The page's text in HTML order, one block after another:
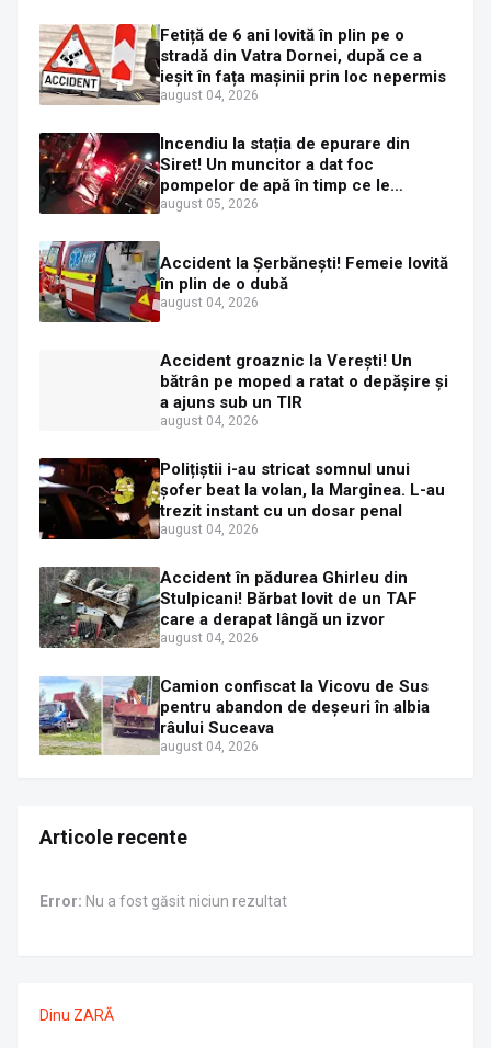
Fetiță de 6 ani lovită în plin pe o
stradă din Vatra Dornei, după ce a
ieșit în fața mașinii prin loc nepermis
august 04, 2026
Incendiu la stația de epurare din
Siret! Un muncitor a dat foc
pompelor de apă în timp ce le
alimenta cu combustibil
august 05, 2026
Accident la Șerbănești! Femeie lovită
în plin de o dubă
august 04, 2026
Accident groaznic la Verești! Un
bătrân pe moped a ratat o depășire și
a ajuns sub un TIR
august 04, 2026
Polițiștii i-au stricat somnul unui
șofer beat la volan, la Marginea. L-au
trezit instant cu un dosar penal
august 04, 2026
Accident în pădurea Ghirleu din
Stulpicani! Bărbat lovit de un TAF
care a derapat lângă un izvor
august 04, 2026
Camion confiscat la Vicovu de Sus
pentru abandon de deșeuri în albia
râului Suceava
august 04, 2026
Articole recente
Error: Nu a fost găsit niciun rezultat
Dinu ZARĂ